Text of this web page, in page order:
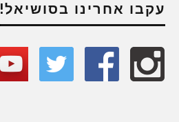
עקבו אחרינו בסושיאל!